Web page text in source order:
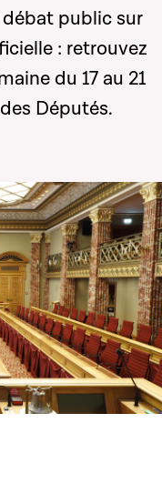
débat public sur
: retrouvez
du 17 au 21
Députés.